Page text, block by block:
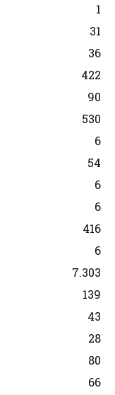
1
31
36
422
90
530
6
54
6
6
416
6
7.303
139
43
28
80
66